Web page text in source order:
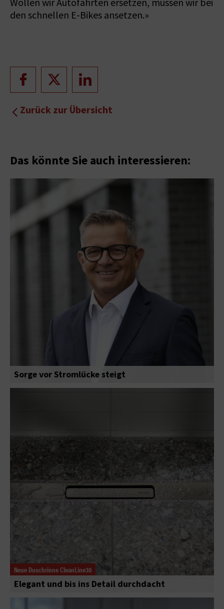
Wollen wir Autofahrten ersetzen, müssen wir bei
den schnellen E-Bikes ansetzen.»
Zurück zur Übersicht
Das könnte Sie auch interessieren:
Sorge vor Stromlücke steigt
Neue Duschrinne CleanLine30
Elegant und bis ins Detail durchdacht